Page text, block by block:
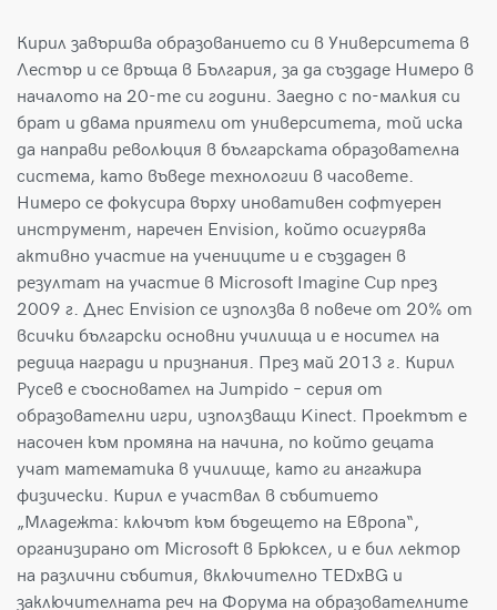
Кирил завършва образованието си в Университета в
Лестър и се връща в България, за да създаде Нимеро в
началото на 20-те си години. Заедно с по-малкия си
брат и двама приятели от университета, той иска
да направи революция в българската образователна
система, като въведе технологии в часовете.
Нимеро се фокусира върху иновативен софтуерен
инструмент, наречен Envision, който осигурява
активно участие на учениците и е създаден в
резултат на участие в Microsoft Imagine Cup през
2009 г. Днес Envision се използва в повече от 20% от
всички български основни училища и е носител на
редица награди и признания. През май 2013 г. Кирил
Русев е съосновател на Jumpido – серия от
образователни игри, използващи Kinect. Проектът е
насочен към промяна на начина, по който децата
учат математика в училище, като ги ангажира
физически. Кирил е участвал в събитието
„Младежта: ключът към бъдещето на Европа“,
организирано от Microsoft в Брюксел, и е бил лектор
на различни събития, включително TEDxBG и
заключителната реч на Форума на образователните